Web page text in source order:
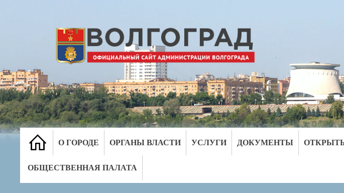
О ГОРОДЕ ОРГАНЫ ВЛАСТИ УСЛУГИ ДОКУМЕНТЫ
ОБЩЕСТВЕННАЯ ПАЛАТА